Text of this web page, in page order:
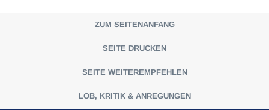
ZUM SEITENANFANG
SEITE DRUCKEN
SEITE WEITEREMPFEHLEN
LOB, KRITIK & ANREGUNGEN